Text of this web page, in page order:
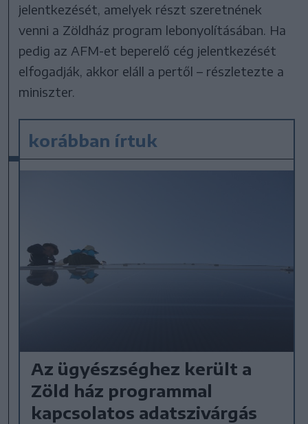
jelentkezését, amelyek részt szeretnének
venni a Zöldház program lebonyolításában. Ha
pedig az AFM-et beperelő cég jelentkezését
elfogadják, akkor eláll a pertől – részletezte a
miniszter.
korábban írtuk
Az ügyészséghez került a
Zöld ház programmal
kapcsolatos adatszivárgás